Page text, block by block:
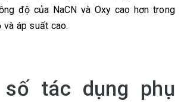
độ của NaCN và Oxy cao hơn trong
áp suất cao.
tác dụng phụ